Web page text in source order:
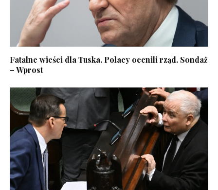
Fatalne wieści dla Tuska. Polacy ocenili rząd. Sondaż
– Wprost